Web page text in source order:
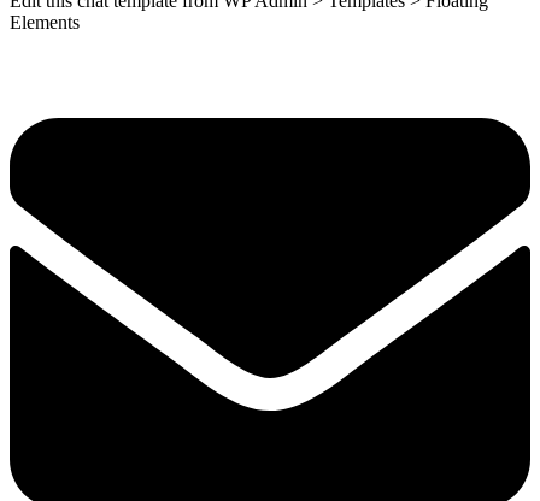
Elements